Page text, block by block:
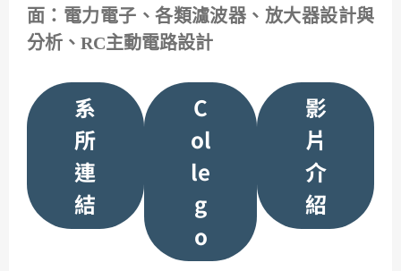
面：電力電子、各類濾波器、放大器設計與
分析、RC主動電路設計
系
所
連
結
C
ol
le
g
o
影
片
介
紹